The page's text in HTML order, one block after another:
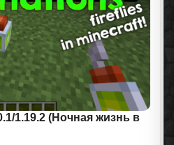
1.19.2 (Ночная жизнь в